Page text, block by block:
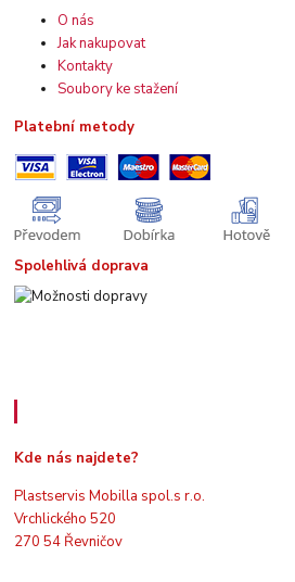
O nás
Jak nakupovat
Kontakty
Soubory ke stažení
Platební metody
Spolehlivá doprava
Kde nás najdete?
Plastservis Mobilla spol.s r.o.
Vrchlického 520
270 54 Řevničov